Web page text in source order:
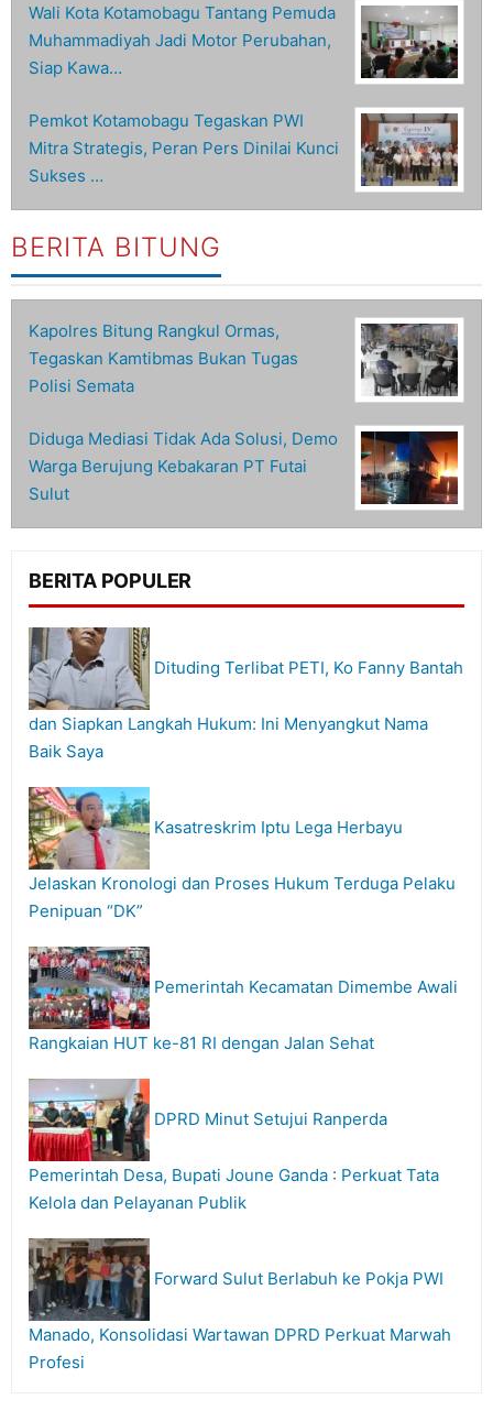
Wali Kota Kotamobagu Tantang Pemuda
Muhammadiyah Jadi Motor Perubahan,
Siap Kawa…
Pemkot Kotamobagu Tegaskan PWI
Mitra Strategis, Peran Pers Dinilai Kunci
Sukses …
BERITA BITUNG
Kapolres Bitung Rangkul Ormas,
Tegaskan Kamtibmas Bukan Tugas
Polisi Semata
Diduga Mediasi Tidak Ada Solusi, Demo
Warga Berujung Kebakaran PT Futai
Sulut
BERITA POPULER
Dituding Terlibat PETI, Ko Fanny Bantah
dan Siapkan Langkah Hukum: Ini Menyangkut Nama
Baik Saya
Kasatreskrim Iptu Lega Herbayu
Jelaskan Kronologi dan Proses Hukum Terduga Pelaku
Penipuan “DK”
Pemerintah Kecamatan Dimembe Awali
Rangkaian HUT ke-81 RI dengan Jalan Sehat
DPRD Minut Setujui Ranperda
Pemerintah Desa, Bupati Joune Ganda : Perkuat Tata
Kelola dan Pelayanan Publik
Forward Sulut Berlabuh ke Pokja PWI
Manado, Konsolidasi Wartawan DPRD Perkuat Marwah
Profesi